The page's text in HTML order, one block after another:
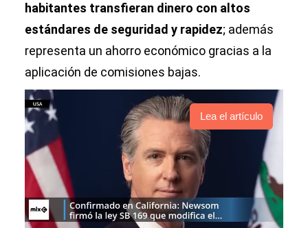
habitantes transfieran dinero con altos
estándares de seguridad y rapidez; además
representa un ahorro económico gracias a la
aplicación de comisiones bajas.
Lea el artículo